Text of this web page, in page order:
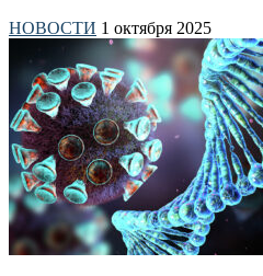
НОВОСТИ 1 октября 2025